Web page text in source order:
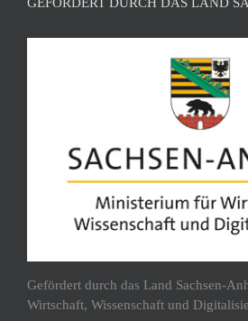
GEFÖRDERT DURCH DAS LAND
Gefördert durch das Land Sachsen-
Wirtschaft, Wissenschaft und